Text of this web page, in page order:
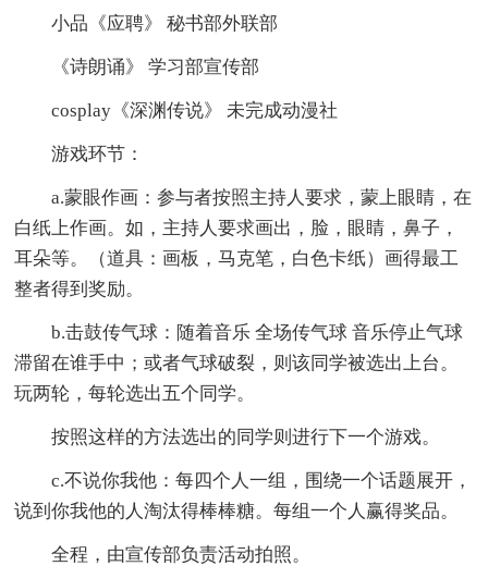
小品《应聘》 秘书部外联部
《诗朗诵》 学习部宣传部
cosplay《深渊传说》 未完成动漫社
游戏环节：
a.蒙眼作画：参与者按照主持人要求，蒙上眼睛，在
白纸上作画。如，主持人要求画出，脸，眼睛，鼻子，
耳朵等。（道具：画板，马克笔，白色卡纸）画得最工
整者得到奖励。
b.击鼓传气球：随着音乐 全场传气球 音乐停止气球
滞留在谁手中；或者气球破裂，则该同学被选出上台。
玩两轮，每轮选出五个同学。
按照这样的方法选出的同学则进行下一个游戏。
c.不说你我他：每四个人一组，围绕一个话题展开，
说到你我他的人淘汰得棒棒糖。每组一个人赢得奖品。
全程，由宣传部负责活动拍照。